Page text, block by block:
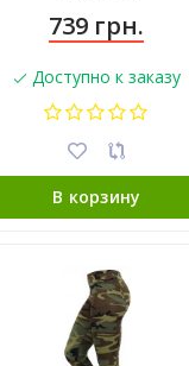
739 грн.
Доступно к заказу
В корзину